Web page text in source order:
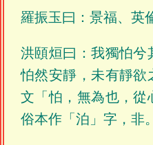
羅振玉曰：景福、英
洪頤烜曰：我獨怕兮
怕然安靜，未有靜欲
文「怕，無為也，從
俗本作「泊」字，非。